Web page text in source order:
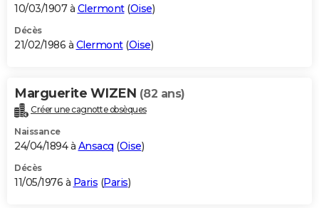
10/03/1907 à Clermont(Oise)
Décès
21/02/1986 à Clermont(Oise)
Marguerite WIZEN (82 ans)
Créer une cagnotte obsèques
Naissance
24/04/1894 à Ansacq (Oise)
Décès
11/05/1976 à Paris (Paris)